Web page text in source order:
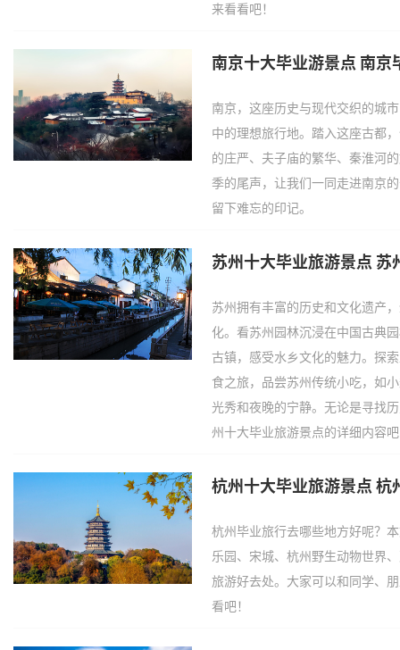
来看看吧！
南京十大毕业游景点 南京
南京，这座历史与现代交织的城
中的理想旅行地。踏入这座古都
的庄严、夫子庙的繁华、秦淮河
季的尾声，让我们一同走进南京
留下难忘的印记。
苏州十大毕业旅游景点
苏州拥有丰富的历史和文化遗产
化。看苏州园林沉浸在中国古典
古镇，感受水乡文化的魅力。探
食之旅，品尝苏州传统小吃，如
光秀和夜晚的宁静。无论是寻找
州十大毕业旅游景点的详细内容
杭州十大毕业旅游景点 杭
杭州毕业旅行去哪些地方好呢？
乐园、宋城、杭州野生动物世界
旅游好去处。大家可以和同学、
看吧！